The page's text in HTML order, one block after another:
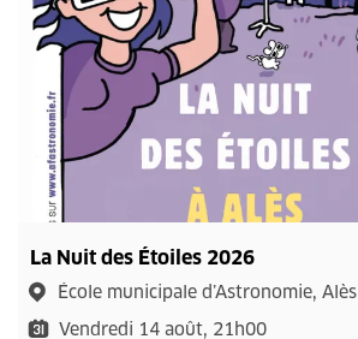
La Nuit des Étoiles 2026
École municipale d’Astronomie, Alès
Vendredi 14 août, 21h00